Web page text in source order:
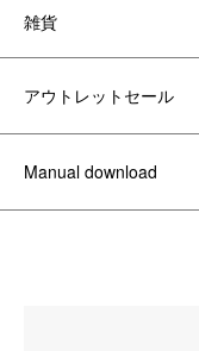
雑貨
アウトレットセール
Manual download